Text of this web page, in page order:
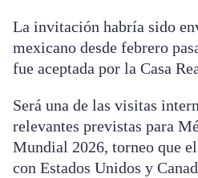
La invitación habría sido
mexicano desde febrero
fue aceptada por la Casa
Será una de las visitas
relevantes previstas para
Mundial 2026, torneo que
con Estados Unidos y